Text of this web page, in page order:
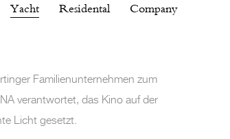
Yacht Residental Company
Familienunternehmen zum
verantwortet, das Kino auf der
Licht gesetzt.